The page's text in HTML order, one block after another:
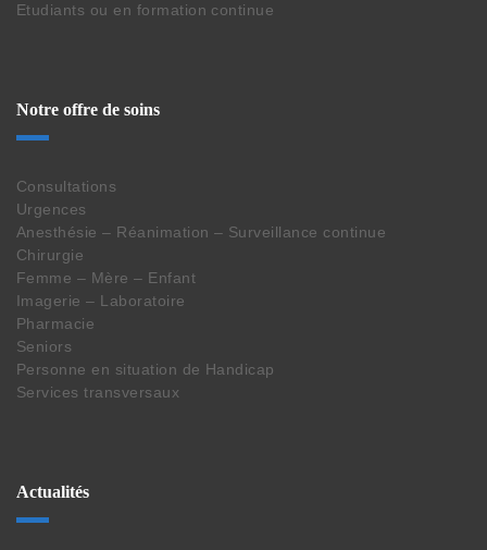
Etudiants ou en formation continue
Notre offre de soins
Consultations
Urgences
Anesthésie – Réanimation – Surveillance continue
Chirurgie
Femme – Mère – Enfant
Imagerie – Laboratoire
Pharmacie
Seniors
Personne en situation de Handicap
Services transversaux
Actualités